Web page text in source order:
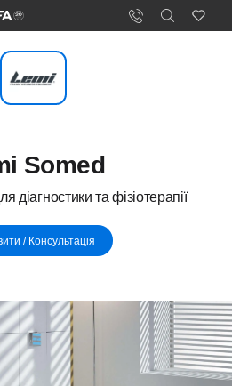
Somed
діагностики та фізіотерапії
/ Консультація